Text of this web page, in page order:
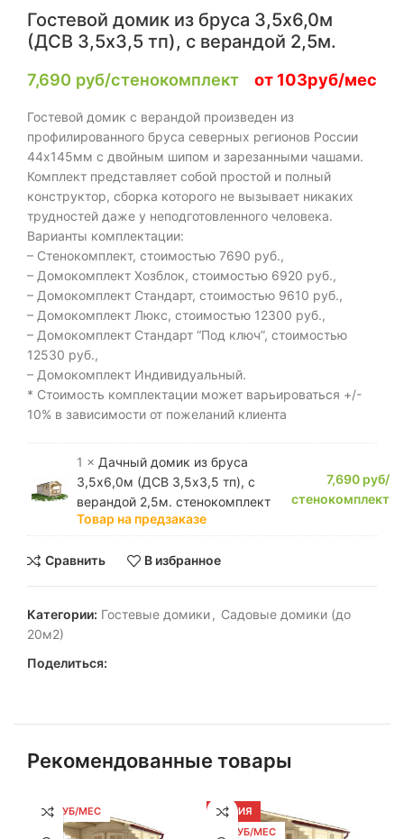
Гостевой домик из бруса 3,5х6,0м
(ДСВ 3,5х3,5 тп), с верандой 2,5м.
7,690 руб/стенокомплект от 103руб/мес
Гостевой домик с верандой произведен из
профилированного бруса северных регионов России
44х145мм с двойным шипом и зарезанными чашами.
Комплект представляет собой простой и полный
конструктор, сборка которого не вызывает никаких
трудностей даже у неподготовленного человека.
Варианты комплектации:
– Стенокомплект, стоимостью 7690 руб.,
– Домокомплект Хозблок, стоимостью 6920 руб.,
– Домокомплект Стандарт, стоимостью 9610 руб.,
– Домокомплект Люкс, стоимостью 12300 руб.,
– Домокомплект Стандарт “Под ключ”, стоимостью
12530 руб.,
– Домокомплект Индивидуальный.
* Стоимость комплектации может варьироваться +/-
10% в зависимости от пожеланий клиента
1 × Дачный домик из бруса
3,5х6,0м (ДСВ 3,5х3,5 тп), с
верандой 2,5м. стенокомплект
Товар на предзаказе
7,690 руб/
стенокомплект
Сравнить В избранное
Категории: Гостевые домики, Садовые домики (до
20м2)
Поделиться:
Рекомендованные товары
93 РУБ/МЕС
АКЦИЯ
98 РУБ/МЕС